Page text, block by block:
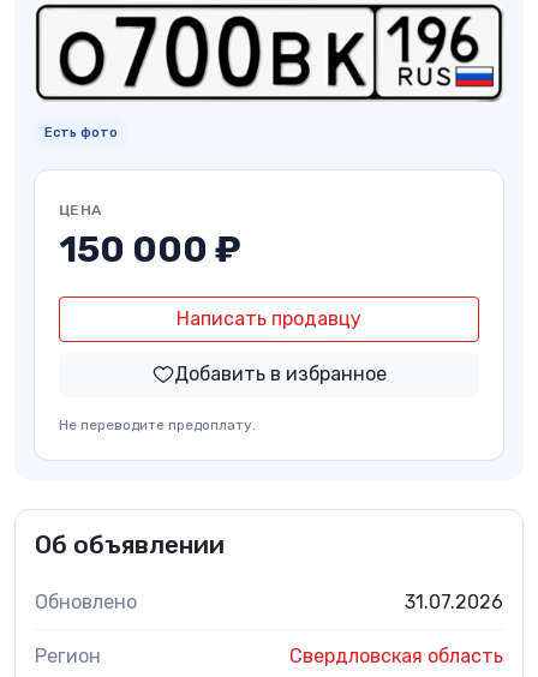
Есть фото
ЦЕНА
150 000 ₽
Написать продавцу
Добавить в избранное
Не переводите предоплату.
Об объявлении
Обновлено 31.07.2026
Регион Свердловская область